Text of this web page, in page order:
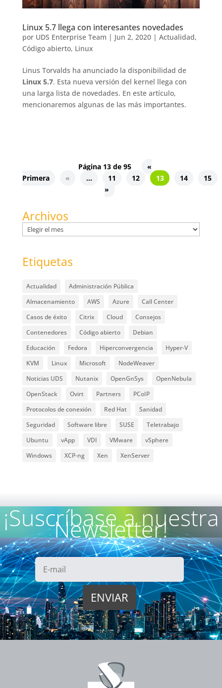
Linux 5.7 llega con interesantes novedades
por UDS Enterprise Team | Jun 2, 2020| Actualidad,
Código abierto, Linux
Linus Torvalds ha anunciado la disponibilidad de
Linux 5.7. Esta nueva versión del kernel llega con
una larga lista de novedades. En este artículo,
mencionaremos algunas de las más importantes.
Página 13 de 95
«
Primera
« ... 11 12 13 14
15
»
Archivos
Archivos
Etiquetas
Actualidad
Administración Pública
Almacenamiento
AWS Azure
Call Center
Casos de éxito
Citrix Cloud
Consejos
Contenedores
Código abierto
Debian
Educación
Fedora Hiperconvergencia
Hyper-V
KVM
Linux Microsoft
NodeWeaver
Noticias UDS
Nutanix OpenGnSys
OpenNebula
OpenStack
Ovirt Partners
PCoIP
Protocolos de conexión
Red Hat
Sanidad
Seguridad
Software libre SUSE
Teletrabajo
Ubuntu
vApp VDI VMware
vSphere
Windows
XCP-ng Xen XenServer
¡Suscríbase a nuestra
Newsletter!